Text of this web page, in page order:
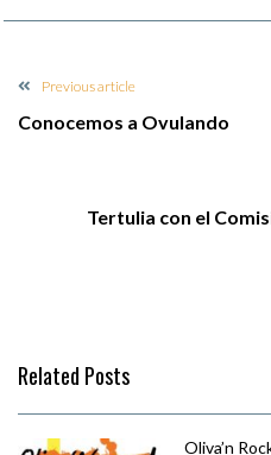
Previous article
Conocemos a Ovulando
Tertulia con el
Related Posts
Oliva’n